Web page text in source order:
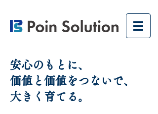
安心のもとに、
価値と価値をつないで、
​大きく育てる。